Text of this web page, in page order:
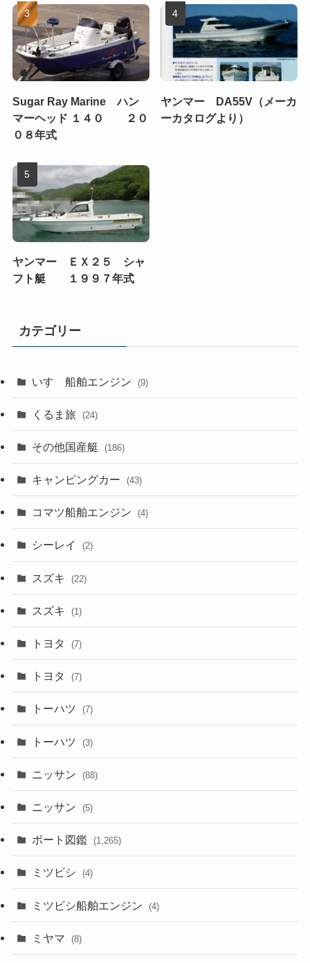
Sugar Ray Marine ハン
マーヘッド １４０ ２０
０８年式
ヤンマー DA55V（メーカ
ーカタログより）
ヤンマー ＥＸ２５ シャ
フト艇 １９９７年式
カテゴリー
いすゞ船舶エンジン (9)
くるま旅 (24)
その他国産艇 (186)
キャンピングカー (43)
コマツ船舶エンジン (4)
シーレイ (2)
スズキ (22)
スズキ (1)
トヨタ (7)
トヨタ (7)
トーハツ (7)
トーハツ (3)
ニッサン (88)
ニッサン (5)
ボート図鑑 (1,265)
ミツビシ (4)
ミツビシ船舶エンジン (4)
ミヤマ (8)